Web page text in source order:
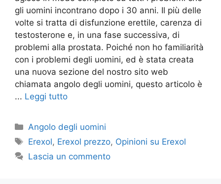
gli uomini incontrano dopo i 30 anni. Il più delle
volte si tratta di disfunzione erettile, carenza di
testosterone e, in una fase successiva, di
problemi alla prostata. Poiché non ho familiarità
con i problemi degli uomini, ed è stata creata
una nuova sezione del nostro sito web
chiamata angolo degli uomini, questo articolo è
... Leggi tutto
Categorie
Angolo degli uomini
Tag
Erexol, Erexol prezzo, Opinioni su Erexol
Lascia un commento